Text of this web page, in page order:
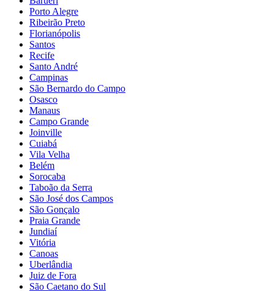
Porto Alegre
Ribeirão Preto
Florianópolis
Santos
Recife
Santo André
Campinas
São Bernardo do Campo
Osasco
Manaus
Campo Grande
Joinville
Cuiabá
Vila Velha
Belém
Sorocaba
Taboão da Serra
São José dos Campos
São Gonçalo
Praia Grande
Jundiaí
Vitória
Canoas
Uberlândia
Juiz de Fora
São Caetano do Sul